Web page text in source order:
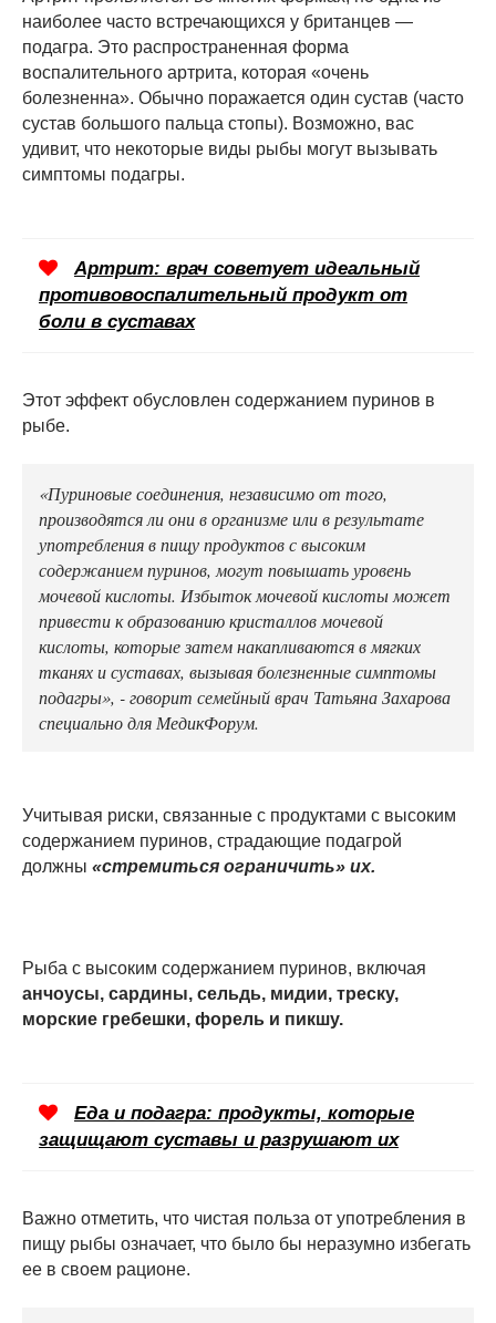
наиболее часто встречающихся у британцев —
подагра. Это распространенная форма
воспалительного артрита, которая «очень
болезненна». Обычно поражается один сустав (часто
сустав большого пальца стопы). Возможно, вас
удивит, что некоторые виды рыбы могут вызывать
симптомы подагры.
Артрит: врач советует идеальный
противовоспалительный продукт от
боли в суставах
Этот эффект обусловлен содержанием пуринов в
рыбе.
«Пуриновые соединения, независимо от того,
производятся ли они в организме или в результате
употребления в пищу продуктов с высоким
содержанием пуринов, могут повышать уровень
мочевой кислоты. Избыток мочевой кислоты может
привести к образованию кристаллов мочевой
кислоты, которые затем накапливаются в мягких
тканях и суставах, вызывая болезненные симптомы
подагры», - говорит семейный врач Татьяна Захарова
специально для МедикФорум.
Учитывая риски, связанные с продуктами с высоким
содержанием пуринов, страдающие подагрой
должны «стремиться ограничить» их.
Рыба с высоким содержанием пуринов, включая
анчоусы, сардины, сельдь, мидии, треску,
морские гребешки, форель и пикшу.
Еда и подагра: продукты, которые
защищают суставы и разрушают их
Важно отметить, что чистая польза от употребления в
пищу рыбы означает, что было бы неразумно избегать
ее в своем рационе.